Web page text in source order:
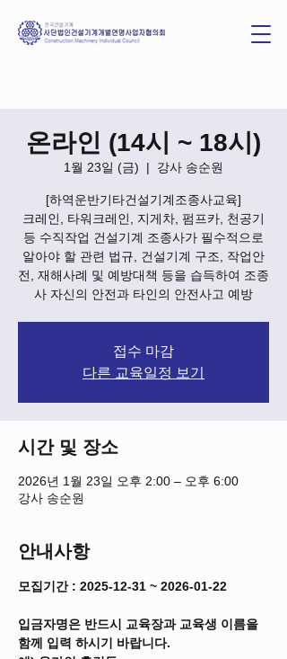
온라인 (14시 ~ 18시)
1월 23일 (금)
  |
강사 송순원
[하역운반기타건설기계조종사교육]
크레인, 타워크레인, 지게차, 펌프카, 천공기
등 수직작업 건설기계 조종사가 필수적으로
알아야 할 관련 법규, 건설기계 구조, 작업안
전, 재해사례 및 예방대책 등을 습득하여 조종
사 자신의 안전과 타인의 안전사고 예방
접수 마감
다른 교육일정 보기
시간 및 장소
2026년 1월 23일 오후 2:00 – 오후 6:00
강사 송순원
안내사항
모집기간 : 2025-12-31 ~ 2026-01-22
입금자명은 반드시 교육장과 교육생 이름을
함께 입력 하시기 바랍니다.